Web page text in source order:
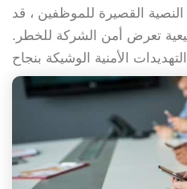
القصيرة للموظفين ، قد
تعرض أمن الشركة للخطر.